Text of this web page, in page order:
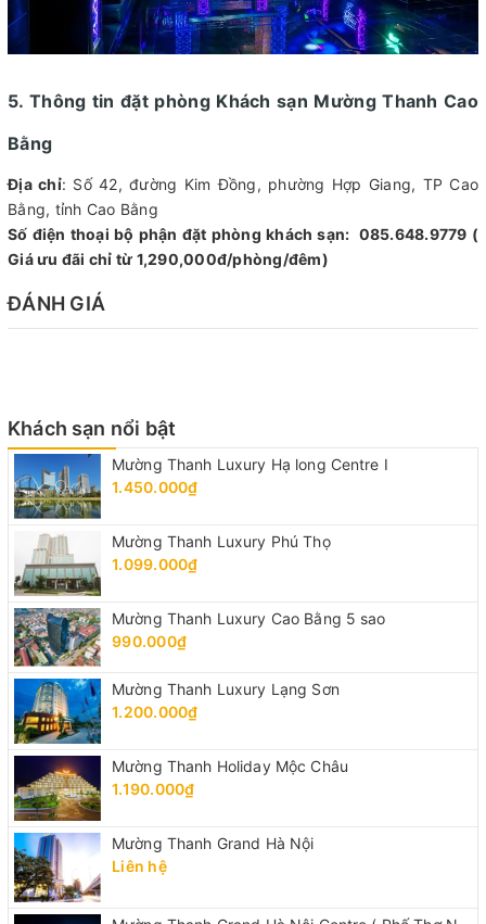
5. Thông tin đặt phòng Khách sạn Mường Thanh Cao
Bằng
Địa chỉ: Số 42, đường Kim Đồng, phường Hợp Giang, TP Cao
Bằng, tỉnh Cao Bằng
Số điện thoại bộ phận đặt phòng khách sạn: 085.648.9779 (
Giá ưu đãi chỉ từ 1,290,000đ/phòng/đêm)
ĐÁNH GIÁ
Khách sạn nổi bật
Mường Thanh Luxury Hạ long Centre I
1.450.000₫
Mường Thanh Luxury Phú Thọ
1.099.000₫
Mường Thanh Luxury Cao Bằng 5 sao
990.000₫
Mường Thanh Luxury Lạng Sơn
1.200.000₫
Mường Thanh Holiday Mộc Châu
1.190.000₫
Mường Thanh Grand Hà Nội
Liên hệ